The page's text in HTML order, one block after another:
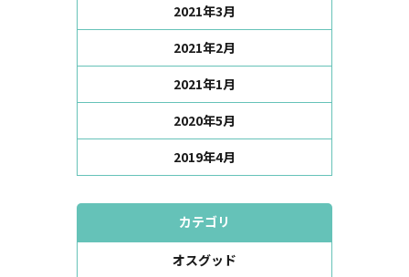
2021年3月
2021年2月
2021年1月
2020年5月
2019年4月
カテゴリ
オスグッド